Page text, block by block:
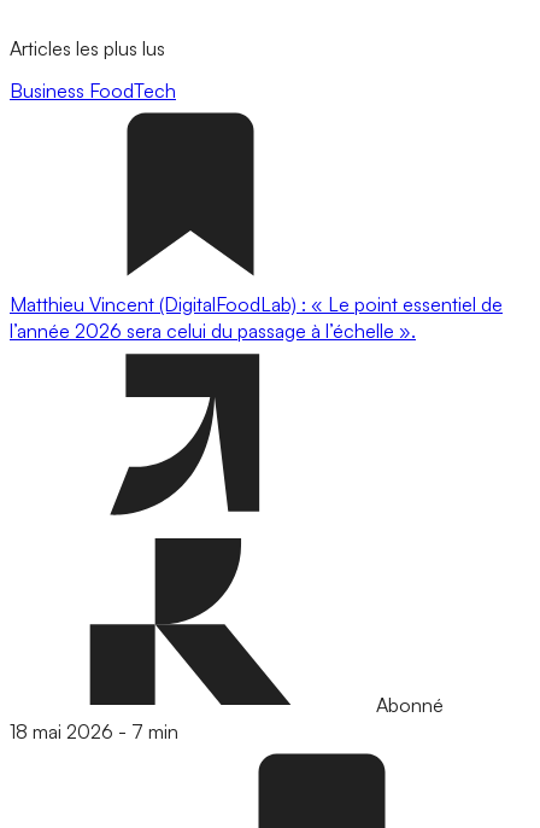
Articles les plus lus
Business FoodTech
Matthieu Vincent (DigitalFoodLab) : « Le point essentiel de
l’année 2026 sera celui du passage à l’échelle ».
Abonné
18 mai 2026 - 7 min